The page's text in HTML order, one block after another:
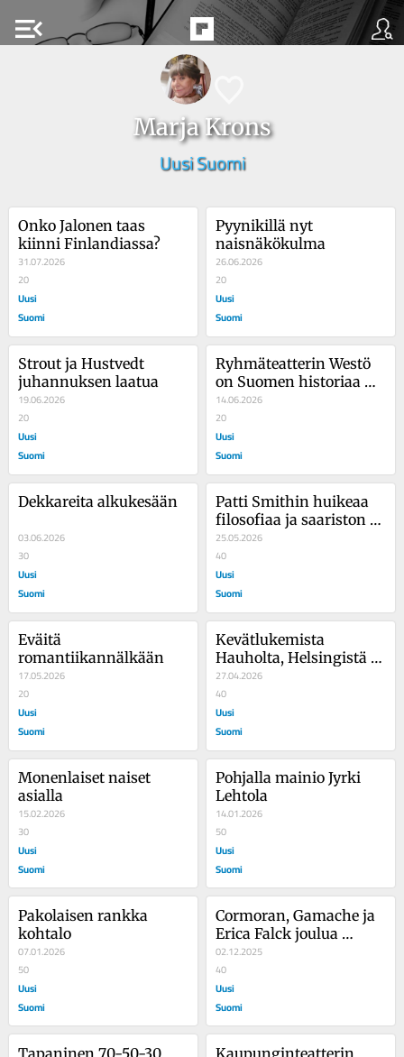
menu_open
Marja Krons
Uusi Suomi
Onko Jalonen taas
kiinni Finlandiassa?
31.07.2026
20
Uusi
Suomi
Pyynikillä nyt
naisnäkökulma
26.06.2026
20
Uusi
Suomi
Strout ja Hustvedt
juhannuksen laatua
19.06.2026
20
Uusi
Suomi
Ryhmäteatterin Westö
on Suomen historiaa
pähkinänkuoressa
14.06.2026
20
Uusi
Suomi
Dekkareita alkukesään
03.06.2026
30
Uusi
Suomi
Patti Smithin huikeaa
filosofiaa ja saariston
arkea
25.05.2026
40
Uusi
Suomi
Eväitä
romantiikannälkään
17.05.2026
20
Uusi
Suomi
Kevätlukemista
Hauholta, Helsingistä ja
Skotlannista
27.04.2026
40
Uusi
Suomi
Monenlaiset naiset
asialla
15.02.2026
30
Uusi
Suomi
Pohjalla mainio Jyrki
Lehtola
14.01.2026
50
Uusi
Suomi
Pakolaisen rankka
kohtalo
07.01.2026
50
Uusi
Suomi
Cormoran, Gamache ja
Erica Falck joulua
odotellessa
02.12.2025
40
Uusi
Suomi
Tapaninen 70-50-30
Kaupunginteatterin